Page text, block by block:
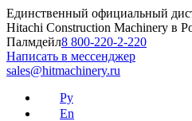
Skip
to
content
Единственный официальный
Hitachi Construction Machinery в
Палмдейл8 800-220-2-220
Написать в мессенджер
sales@hitmachinery.ru
Ру
En